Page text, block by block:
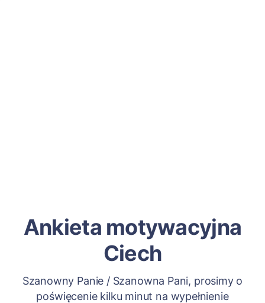
Ankieta motywacyjna
Ciech
Szanowny Panie / Szanowna Pani, prosimy o
poświęcenie kilku minut na wypełnienie